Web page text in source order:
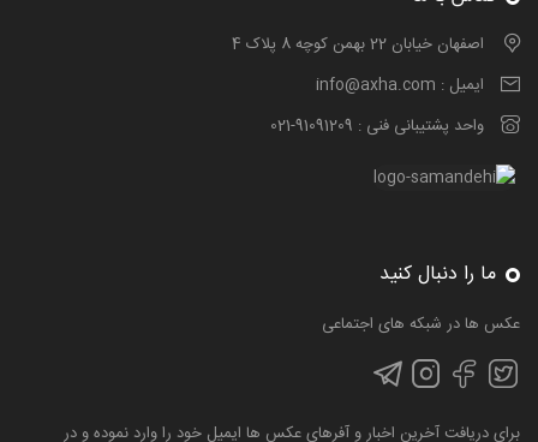
اصفهان خیابان 22 بهمن کوچه 8 پلاک 4
ایمیل : info@axha.com
واحد پشتیبانی فنی : 021-91091209
ما را دنبال کنید
عکس ها در شبکه های اجتماعی
برای دریافت آخرین اخبار و آفرهای عکس ها ایمیل خود را وارد نموده و در